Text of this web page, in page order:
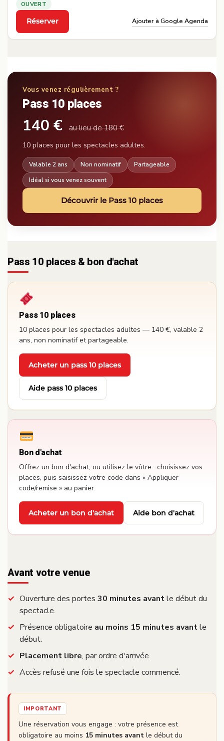
OUVERT
Réserver
·
Ajouter à Google Agenda
Vous venez régulièrement ?
Pass 10 places
140 € au lieu de 180 €
10 places pour les spectacles adultes.
Valable 2 ans Non nominatif
Partageable
Idéal si vous venez souvent
Découvrir le Pass 10 places
Pass 10 places & bon d'achat
Pass 10 places
10 places pour les spectacles adultes — 140 €, valable 2
ans, non nominatif et partageable.
Acheter un pass 10 places
· Aide pass 10 places
Bon d'achat
Offrez un bon d'achat, ou utilisez le vôtre : choisissez vos
places, puis saisissez votre code dans « Appliquer
code/remise » au panier.
Acheter un bon d'achat
·
Aide bon d'achat
Avant votre venue
Ouverture des portes 30 minutes avantle début du
spectacle.
Présence obligatoire au moins 15 minutes avantle
début.
Placement libre, par ordre d'arrivée.
Accès refusé une fois le spectacle commencé.
IMPORTANT
Une réservation vous engage : votre présence est
obligatoire au moins 15 minutes avant le début du